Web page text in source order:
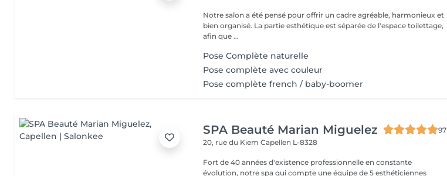
Notre salon a été pensé pour offrir un cadre agréable, harmonieux et
bien organisé. La partie esthétique est séparée de l'espace toilettage,
afin que ...
Pose Complète naturelle
Pose complète avec couleur
Pose complète french / baby-boomer
SPA Beauté Marian Miguelez
97
20, rue du KiemCapellen L-8328
Fort de 40 années d'existence professionnelle en constante
évolution, notre spa qui compte une équipe de 5 esthéticiennes